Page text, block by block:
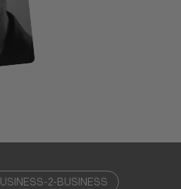
2-BUSINESS